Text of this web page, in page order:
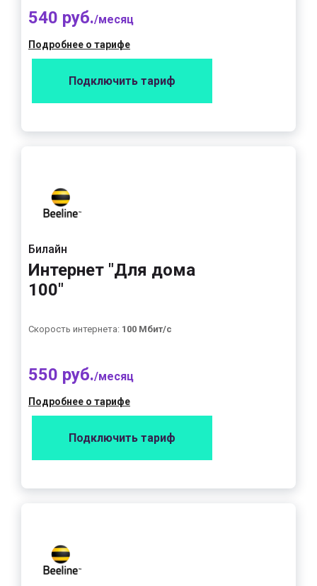
540 руб./месяц
Подробнее о тарифе
Подключить тариф
Билайн
Интернет "Для дома
100"
Скорость интернета: 100 Мбит/с
550 руб./месяц
Подробнее о тарифе
Подключить тариф